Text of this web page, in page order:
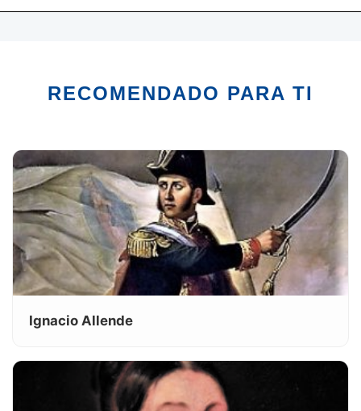
RECOMENDADO PARA TI
Ignacio Allende